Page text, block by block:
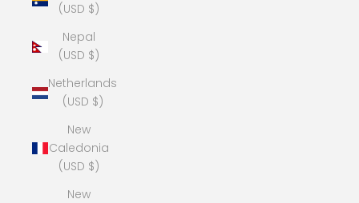
(USD $)
Nepal
(USD $)
Netherlands
(USD $)
New
Caledonia
(USD $)
New